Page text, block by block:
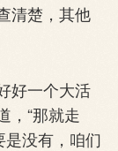
清楚，其他
好一个大活
，“那就走
没有，咱们